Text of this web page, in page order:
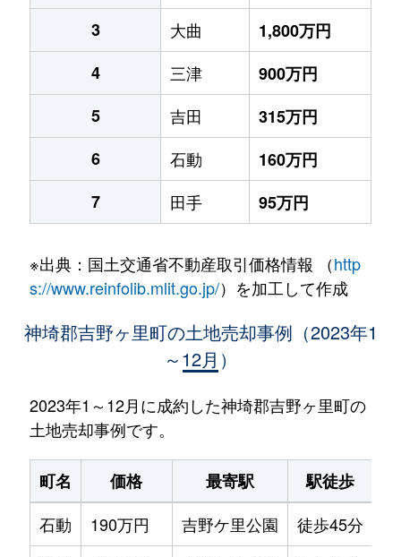
3
大曲
1,800万円
4
三津
900万円
5
吉田
315万円
6
石動
160万円
7
田手 95万円
※出典：国土交通省不動産取引価格情報 （http
s://www.reinfolib.mlit.go.jp/）を加工して作成
神埼郡吉野ヶ里町の土地売却事例（2023年1
～12月）
2023年1～12月に成約した神埼郡吉野ヶ里町の
土地売却事例です。
町名 価格 最寄駅 駅徒歩
石動
190万円 吉野ケ里公園 徒歩45分